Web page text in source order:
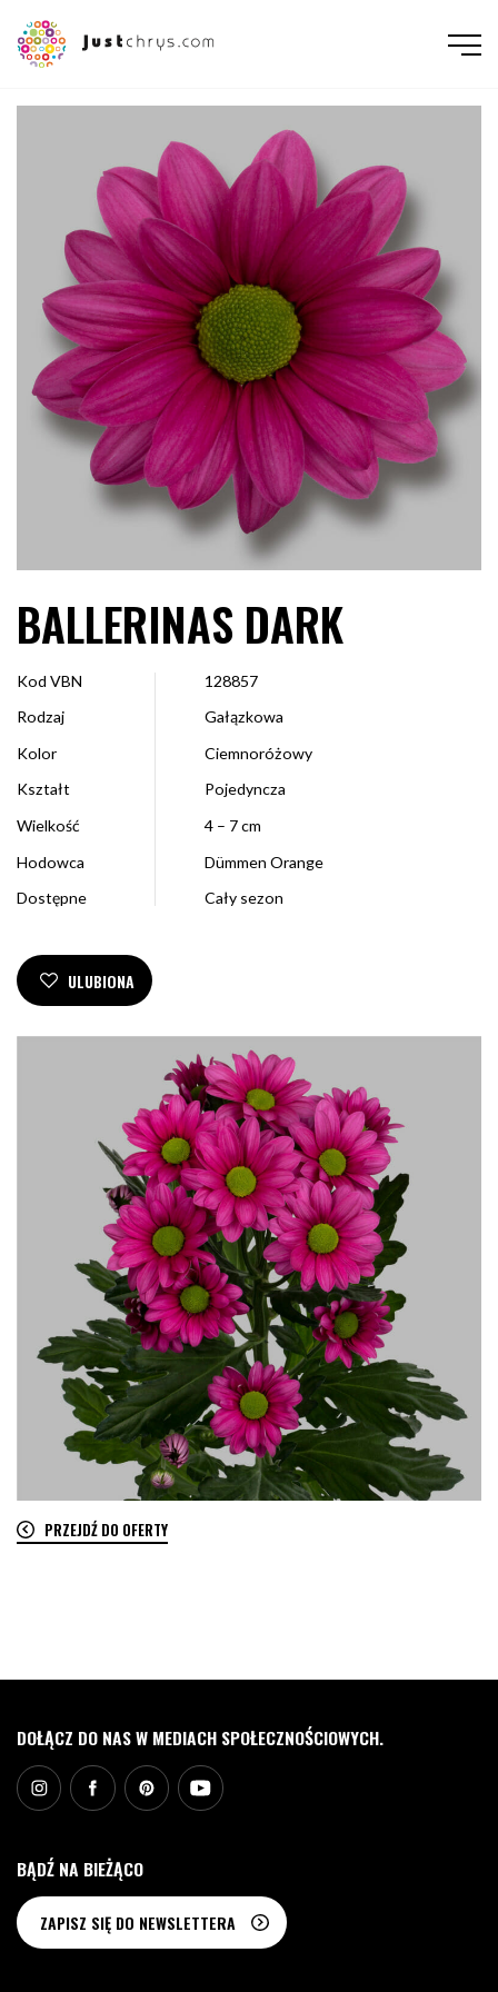
NEDERLANDS DEUTSCH FRANÇAIS РУССКИЙ POLSKI
BALLERINAS DARK
Kod VBN
128857
Rodzaj
Gałązkowa
Kolor
Ciemnoróżowy
Kształt
Pojedyncza
Wielkość
4 – 7 cm
Hodowca
Dümmen Orange
Dostępne
Cały sezon
ULUBIONA
PRZEJDŹ DO OFERTY
DOŁĄCZ DO NAS W MEDIACH SPOŁECZNOŚCIOWYCH.
BĄDŹ NA BIEŻĄCO
ZAPISZ SIĘ DO NEWSLETTERA